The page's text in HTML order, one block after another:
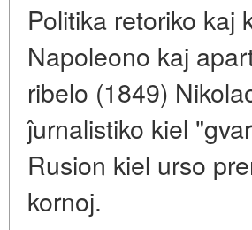
Politika retoriko kaj
Napoleono kaj
ribelo (1849)
ĵurnalistiko kiel
Rusion kiel urso
kornoj.